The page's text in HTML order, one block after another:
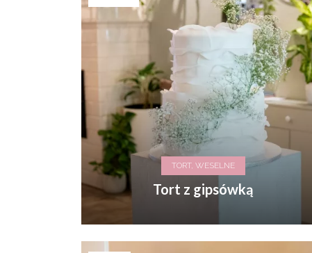
TORT, WESELNE
Tort z gipsówką